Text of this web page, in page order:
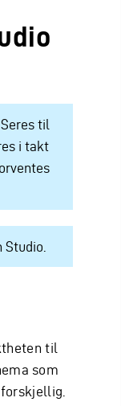
til
i takt
til
som